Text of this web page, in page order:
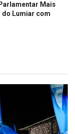
Mais
do Lumiar com